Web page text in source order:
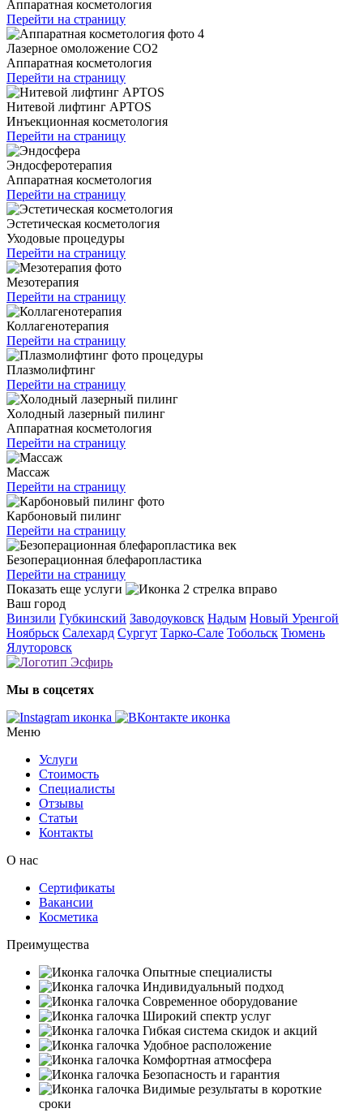
Аппаратная косметология
Перейти на страницу
Лазерное омоложение CO2
Аппаратная косметология
Перейти на страницу
Нитевой лифтинг APTOS
Инъекционная косметология
Перейти на страницу
Эндосферотерапия
Аппаратная косметология
Перейти на страницу
Эстетическая косметология
Уходовые процедуры
Перейти на страницу
Мезотерапия
Перейти на страницу
Коллагенотерапия
Перейти на страницу
Плазмолифтинг
Перейти на страницу
Холодный лазерный пилинг
Аппаратная косметология
Перейти на страницу
Массаж
Перейти на страницу
Карбоновый пилинг
Перейти на страницу
Безоперационная блефаропластика
Перейти на страницу
Показать еще услуги
Ваш город
Винзили Губкинский Заводоуковск Надым Новый Уренгой
Ноябрьск Салехард Сургут Тарко-Сале Тобольск Тюмень
Ялуторовск
Мы в соцсетях
Меню
Услуги
Стоимость
Специалисты
Отзывы
Статьи
Контакты
О нас
Сертификаты
Вакансии
Косметика
Преимущества
Опытные специалисты
Индивидуальный подход
Современное оборудование
Широкий спектр услуг
Гибкая система скидок и акций
Удобное расположение
Комфортная атмосфера
Безопасность и гарантия
Видимые результаты в короткие
сроки